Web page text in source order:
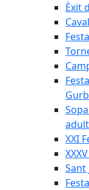
Èxit
XXI
Sant